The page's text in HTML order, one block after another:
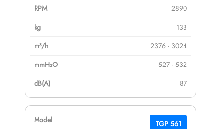
2890
133
2376 - 3024
527 - 532
87
TGP 561